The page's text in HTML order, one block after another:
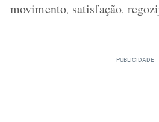
movimento, satisfação,